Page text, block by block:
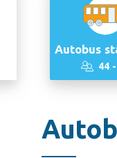
Autobus
44